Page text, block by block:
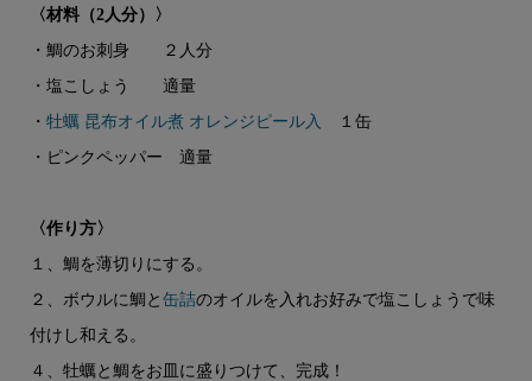
〈材料（2人分）〉
・鯛のお刺身 ２人分
・塩こしょう 適量
・ 牡蠣 昆布オイル煮 オレンジピール入
１缶
・ピンクペッパー 適量
〈作り方〉
１、鯛を薄切りにする。
２、ボウルに鯛と 缶詰のオイルを入れお好みで塩こしょうで味
付けし和える。
４、牡蠣と鯛をお皿に盛りつけて、完成！